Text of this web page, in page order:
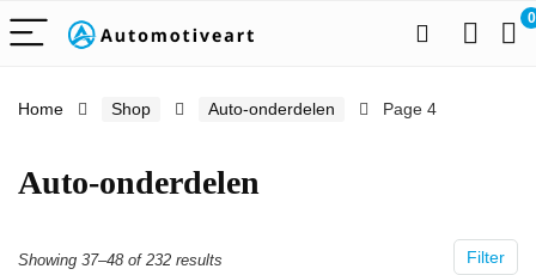
0
Home Shop Auto-onderdelen Page 4
Auto-onderdelen
Filter
Showing 37–48 of 232 results